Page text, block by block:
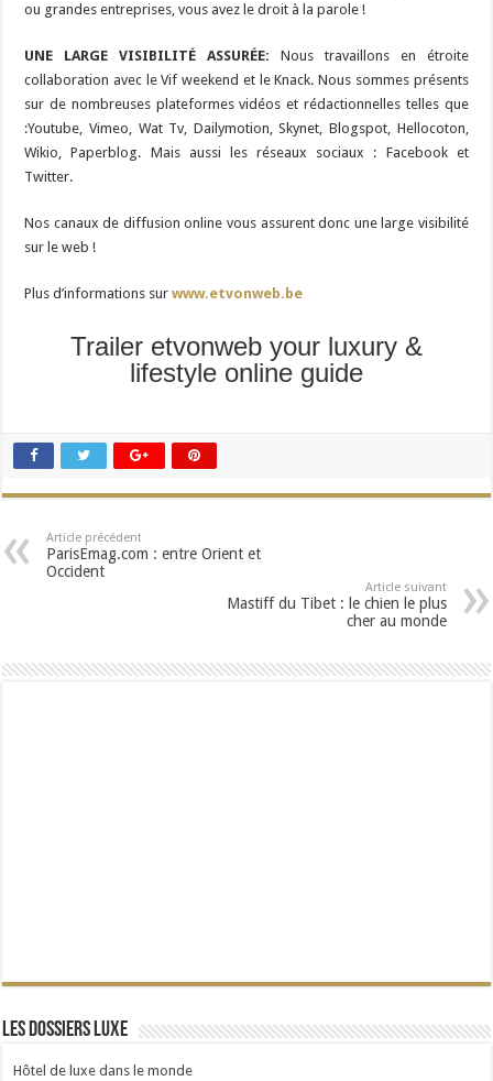
ou grandes entreprises, vous avez le droit à la parole !
UNE LARGE VISIBILITÉ ASSURÉE: Nous travaillons en étroite
collaboration avec le Vif weekend et le Knack. Nous sommes présents
sur de nombreuses plateformes vidéos et rédactionnelles telles que
:Youtube, Vimeo, Wat Tv, Dailymotion, Skynet, Blogspot, Hellocoton,
Wikio, Paperblog. Mais aussi les réseaux sociaux : Facebook et
Twitter.
Nos canaux de diffusion online vous assurent donc une large visibilité
sur le web !
Plus d’informations surwww.etvonweb.be
Trailer etvonweb your luxury &
lifestyle online guide
Article précédent
ParisEmag.com : entre Orient et
Occident
Article suivant
Mastiff du Tibet : le chien le plus
cher au monde
Les dossiers Luxe
Hôtel de luxe dans le monde